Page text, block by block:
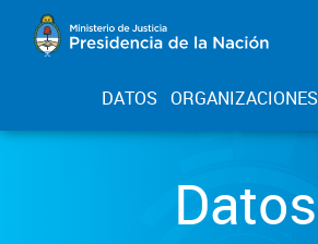
DATOS ORGANIZACIONES
Datos